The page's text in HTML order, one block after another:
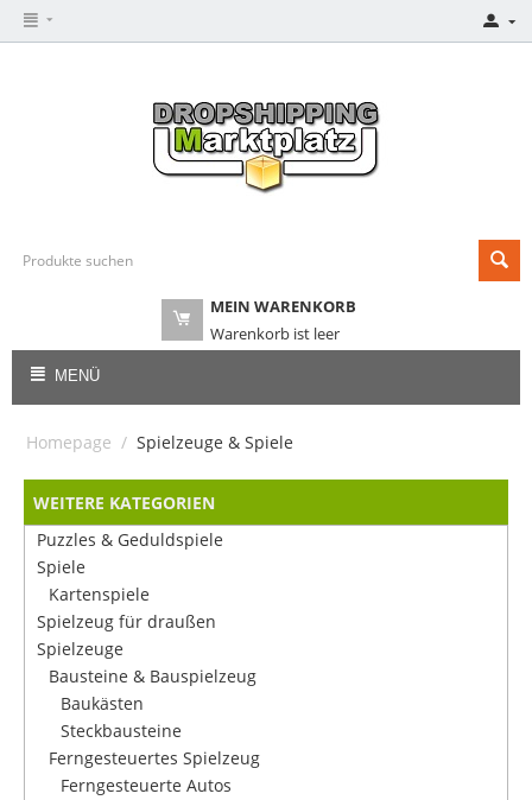
MEIN WARENKORB
Warenkorb ist leer
MENÜ
Homepage / Spielzeuge & Spiele
WEITERE KATEGORIEN
Puzzles & Geduldspiele
Spiele
Kartenspiele
Spielzeug für draußen
Spielzeuge
Bausteine & Bauspielzeug
Baukästen
Steckbausteine
Ferngesteuertes Spielzeug
Ferngesteuerte Autos